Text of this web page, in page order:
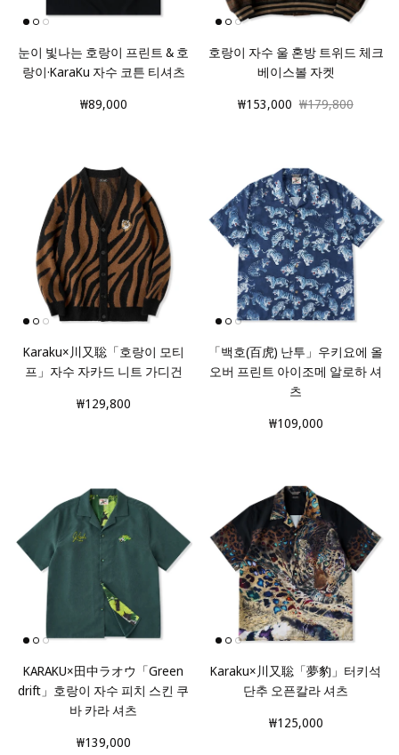
눈이 빛나는 호랑이 프린트 & 호
랑이·KaraKu 자수 코튼 티셔츠
₩89,000
호랑이 자수 울 혼방 트위드 체크
베이스볼 자켓
₩153,000 ₩179,800
Karaku×川又聡「호랑이 모티
프」자수 자카드 니트 가디건
₩129,800
「백호(百虎) 난투」우키요에 올
오버 프린트 아이조메 알로하 셔
츠
₩109,000
KARAKU×田中ラオウ「Green
drift」호랑이 자수 피치 스킨 쿠
바 카라 셔츠
₩139,000
Karaku×川又聡「夢豹」터키석
단추 오픈칼라 셔츠
₩125,000